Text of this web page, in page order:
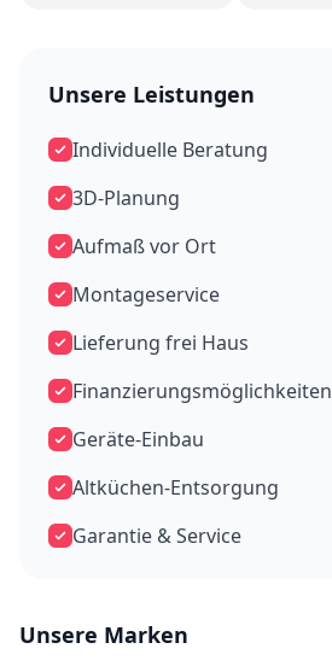
Unsere Leistungen
Individuelle Beratung
3D-Planung
Aufmaß vor Ort
Montageservice
Lieferung frei Haus
Finanzierungsmöglichkeiten
Geräte-Einbau
Altküchen-Entsorgung
Garantie & Service
Unsere Marken